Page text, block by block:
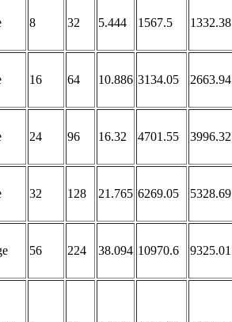
8 32 5.444 1567.5 1332.38
16 64 10.886 3134.05 2663.94
24 96 16.32 4701.55 3996.32
32 128 21.765 6269.05 5328.69
56 224 38.094 10970.6 9325.01